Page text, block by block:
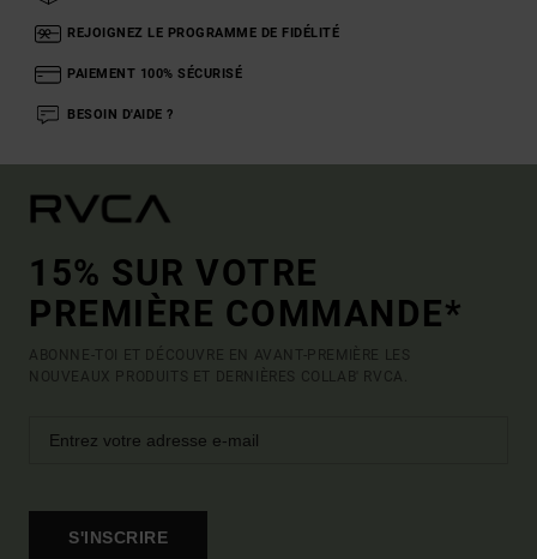
REJOIGNEZ LE PROGRAMME DE FIDÉLITÉ
PAIEMENT 100% SÉCURISÉ
BESOIN D'AIDE ?
15% SUR VOTRE
PREMIÈRE COMMANDE*
ABONNE-TOI ET DÉCOUVRE EN AVANT-PREMIÈRE LES
NOUVEAUX PRODUITS ET DERNIÈRES COLLAB' RVCA.
S'INSCRIRE